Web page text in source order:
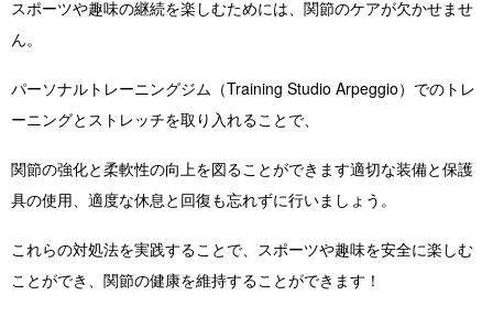
スポーツや趣味の継続を楽しむためには、関節のケアが欠かせませ
ん。
パーソナルトレーニングジム（Training Studio Arpeggio）でのトレ
ーニングとストレッチを取り入れることで、
関節の強化と柔軟性の向上を図ることができます適切な装備と保護
具の使用、適度な休息と回復も忘れずに行いましょう。
これらの対処法を実践することで、スポーツや趣味を安全に楽しむ
ことができ、関節の健康を維持することができます！